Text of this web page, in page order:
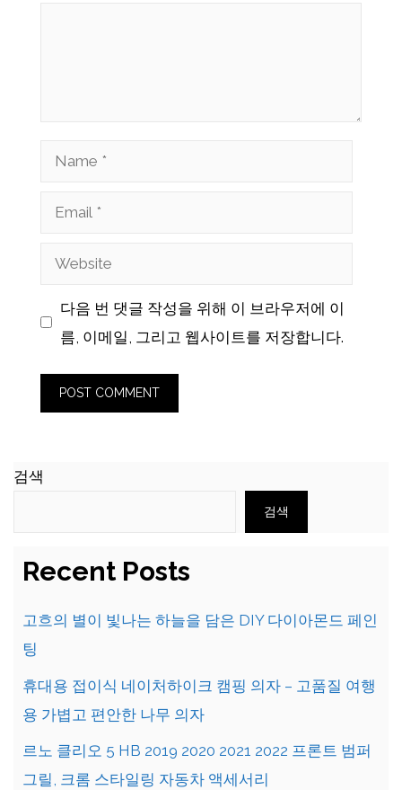
Name
Email
Website
다음 번 댓글 작성을 위해 이 브라우저에 이
름, 이메일, 그리고 웹사이트를 저장합니다.
검색
검색
Recent Posts
고흐의 별이 빛나는 하늘을 담은 DIY 다이아몬드 페인
팅
휴대용 접이식 네이처하이크 캠핑 의자 – 고품질 여행
용 가볍고 편안한 나무 의자
르노 클리오 5 HB 2019 2020 2021 2022 프론트 범퍼
그릴, 크롬 스타일링 자동차 액세서리